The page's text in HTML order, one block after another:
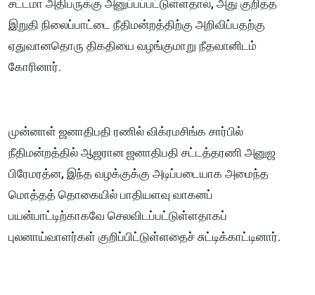
சட்டமா அதிபருக்கு அனுப்பப்பட்டுள்ளதால், அது குறித்த
இறுதி நிலைப்பாட்டை நீதிமன்றத்திற்கு அறிவிப்பதற்கு
ஏதுவானதொரு திகதியை வழங்குமாறு நீதவானிடம்
கோரினார்.
முன்னாள் ஜனாதிபதி ரணில் விக்ரமசிங்க சார்பில்
நீதிமன்றத்தில் ஆஜரான ஜனாதிபதி சட்டத்தரணி அனுஜ
பிரேமரத்ன, இந்த வழக்குக்கு அடிப்படையாக அமைந்த
மொத்தத் தொகையில் பாதியளவு வாகனப்
பயன்பாட்டிற்காகவே செலவிடப்பட்டுள்ளதாகப்
புலனாய்வாளர்கள் குறிப்பிட்டுள்ளதைச் சுட்டிக்காட்டினார்.